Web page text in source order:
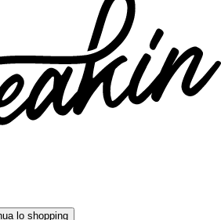
lo shopping